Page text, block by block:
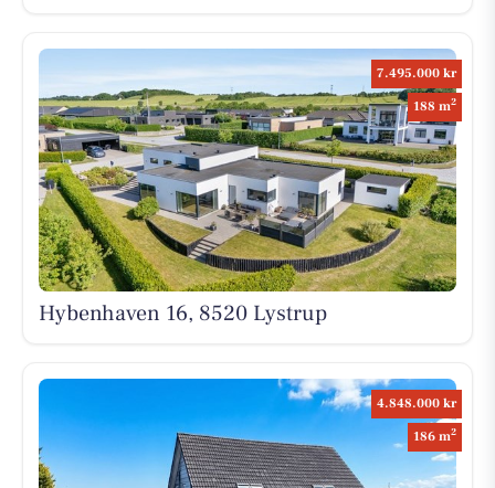
7.495.000 kr
188 m2
Hybenhaven 16, 8520 Lystrup
4.848.000 kr
186 m2